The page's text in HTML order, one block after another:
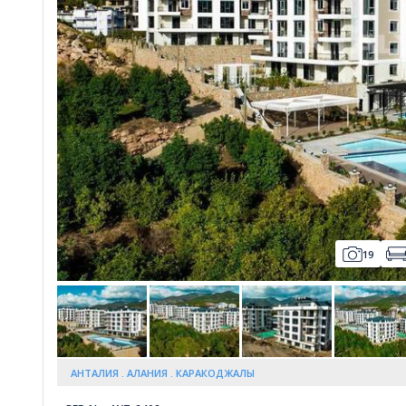
19
АНТАЛИЯ АЛАНИЯ КАРАКОДЖАЛЫ
Whatsapp